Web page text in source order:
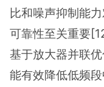
比和噪声抑制能
可靠性至关重要
基于放大器并联
能有效降低低频